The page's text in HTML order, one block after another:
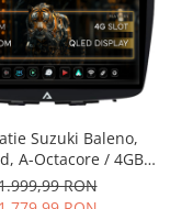
Suzuki Baleno,
A-Octacore / 4GB
64GB ROM, 9 Inch -
BGRKIT310
RON